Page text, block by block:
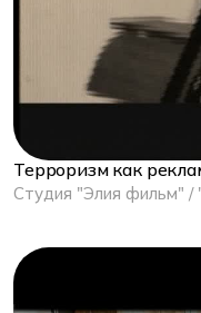
Терроризм как
Студия "Элия фильм" /